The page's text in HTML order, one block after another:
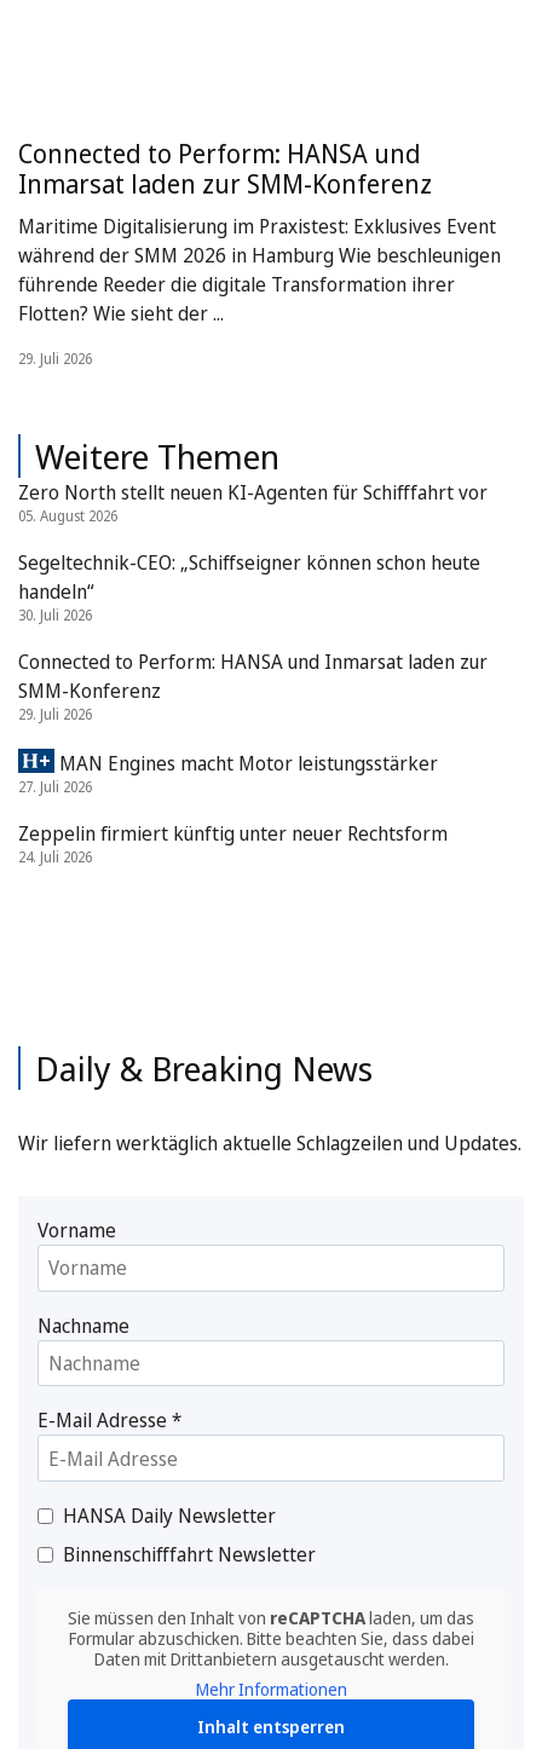
Connected to Perform: HANSA und
Inmarsat laden zur SMM-Konferenz
Maritime Digitalisierung im Praxistest: Exklusives Event
während der SMM 2026 in Hamburg Wie beschleunigen
führende Reeder die digitale Transformation ihrer
Flotten? Wie sieht der ...
29. Juli 2026
Weitere Themen
Zero North stellt neuen KI-Agenten für Schifffahrt vor
05. August 2026
Segeltechnik-CEO: „Schiffseigner können schon heute
handeln“
30. Juli 2026
Connected to Perform: HANSA und Inmarsat laden zur
SMM-Konferenz
29. Juli 2026
MAN Engines macht Motor leistungsstärker
27. Juli 2026
Zeppelin firmiert künftig unter neuer Rechtsform
24. Juli 2026
Daily & Breaking News
Wir liefern werktäglich aktuelle Schlagzeilen und Updates.
Vorname
Nachname
E-Mail Adresse*
HANSA Daily Newsletter
Binnenschifffahrt Newsletter
Sie müssen den Inhalt von reCAPTCHAladen, um das
Formular abzuschicken. Bitte beachten Sie, dass dabei
Daten mit Drittanbietern ausgetauscht werden.
Mehr Informationen
Inhalt entsperren